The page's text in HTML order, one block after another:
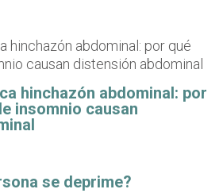
hinchazón abdominal: por
insomnio causan
se deprime?